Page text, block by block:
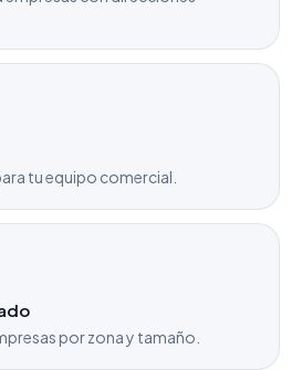
tu equipo comercial.
por zona y tamaño.